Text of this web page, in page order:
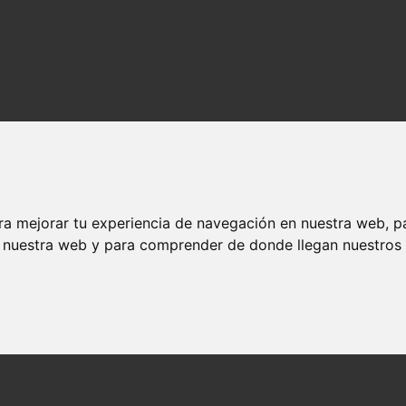
mejorar tu experiencia de navegación en nuestra web,
web y para comprender de donde llegan